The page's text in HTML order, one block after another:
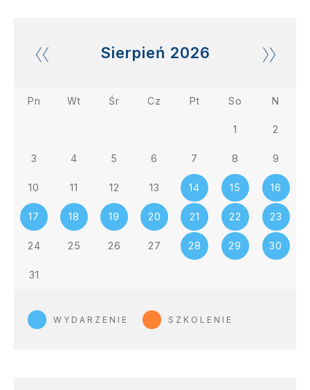
Sierpień 2026
Pn Wt Śr Cz Pt So N
1 2
3 4 5 6 7 8 9
10 11 12 13 14 15 16
17 18 19 20 21 22 23
24 25 26 27 28 29 30
31
WYDARZENIE SZKOLENIE